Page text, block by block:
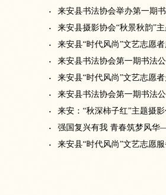
来安县书法协会举办第一期
来安县摄影协会“秋景秋韵”
来安县“时代风尚”文艺志愿
来安县书法协会第一期书法
来安县“时代风尚”文艺志愿
来安县书法协会第一期书法
来安：“秋深柿子红”主题摄
强国复兴有我 青春筑梦风华
来安县“时代风尚”文艺志愿